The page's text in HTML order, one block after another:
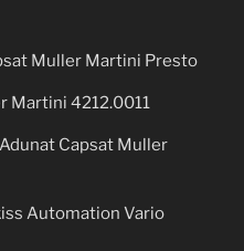
Muller Martini Presto
Martini 4212.0011
Capsat Muller
Automation Vario